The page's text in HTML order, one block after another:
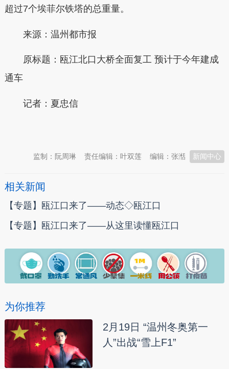
超过7个埃菲尔铁塔的总重量。
来源：温州都市报
原标题： 瓯江北口大桥全面复工 预计于今年建成
通车
记者：夏忠信
新闻中心
编辑：张湉
责任编辑：叶双莲
监制：阮周琳
相关新闻
【专题】瓯江口来了——动态◇瓯江口
【专题】瓯江口来了——从这里读懂瓯江口
为你推荐
2月19日 “温州冬奥第一
人”出战“雪上F1”